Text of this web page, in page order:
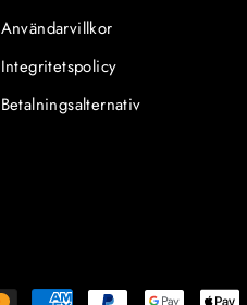
Användarvillkor
Integritetspolicy
Betalningsalternativ